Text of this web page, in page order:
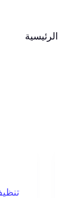
الرئيسية